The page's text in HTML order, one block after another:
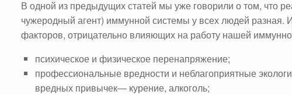
В одной из предыдущих статей мы уже говорили о том, что
чужеродный агент) иммунной системы у всех людей разная.
факторов, отрицательно влияющих на работу нашей
психическое и физическое перенапряжение;
профессиональные вредности и неблагоприятные
вредных привычек― курение, алкоголь;